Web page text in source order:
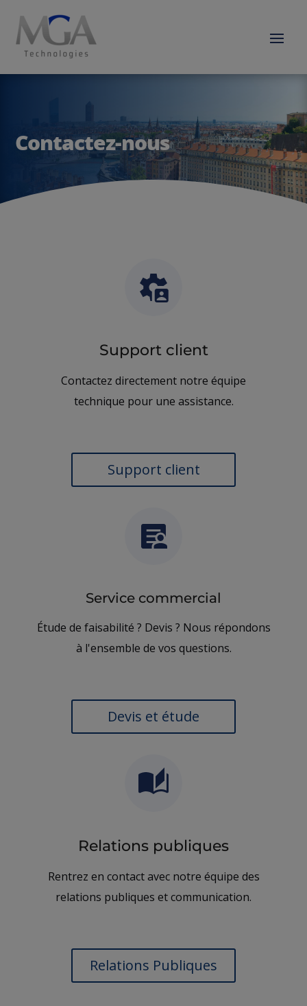
Contactez-nous
Support client
Contactez directement notre équipe
technique pour une assistance.
Support client
Service commercial
Étude de faisabilité ? Devis ? Nous répondons
à l'ensemble de vos questions.
Devis et étude
Relations publiques
Rentrez en contact avec notre équipe des
relations publiques et communication.
Relations Publiques